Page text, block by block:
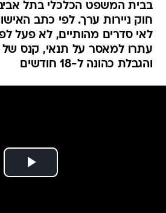
בבית המשפט הכלכלי בתל אביב
חוק ניירות ערך. לפי כתב
לאי סדרים מהותיים, לא פעל
והגבלת כהונה ל-18 חודשים